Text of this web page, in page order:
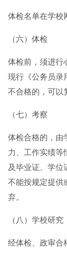
体检名单在学校
（六）体检
体检前，须进行
现行《公务员录
不合格的，可以
（七）考察
体检合格的，由
力、工作实绩等
及毕业证、学位
不能按规定提供
弃。
（八）学校研究
经体检、政审合